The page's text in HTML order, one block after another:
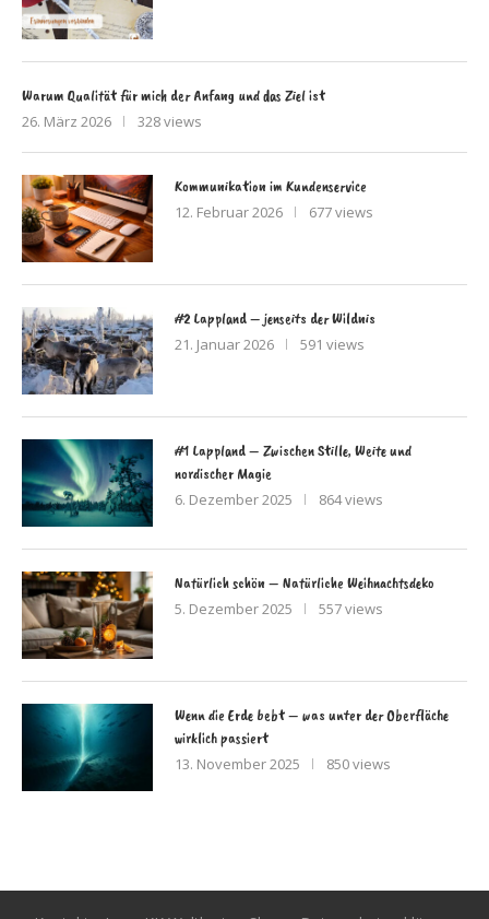
Warum Qualität für mich der Anfang und das Ziel ist
26. März 2026 328 views
Kommunikation im Kundenservice
12. Februar 2026 677 views
#2 Lappland – jenseits der Wildnis
21. Januar 2026 591 views
#1 Lappland – Zwischen Stille, Weite und
nordischer Magie
6. Dezember 2025 864 views
Natürlich schön – Natürliche Weihnachtsdeko
5. Dezember 2025 557 views
Wenn die Erde bebt – was unter der Oberfläche
wirklich passiert
13. November 2025 850 views